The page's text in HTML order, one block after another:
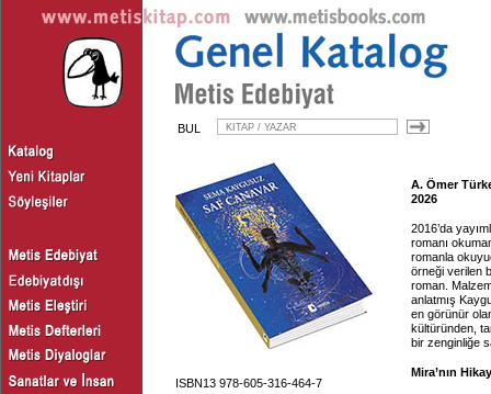
BUL
ISBN13 978-605-316-464-7
A. Ömer
2026
2016’da
romanı
romanla
örneği verilen
roman.
anlatmış
en görünür
kültüründen,
bir zenginliğe
Mira’nın